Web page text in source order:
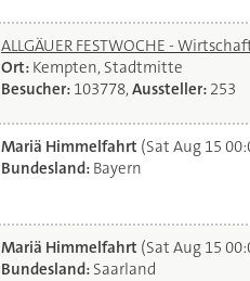
ALLGÄUER FESTWOCHE -
Ort: Kempten, Stadtmitte
Besucher: 103778,Aussteller: 253
Mariä Himmelfahrt (Sat Aug 15
Bundesland: Bayern
Mariä Himmelfahrt (Sat Aug 15
Bundesland: Saarland